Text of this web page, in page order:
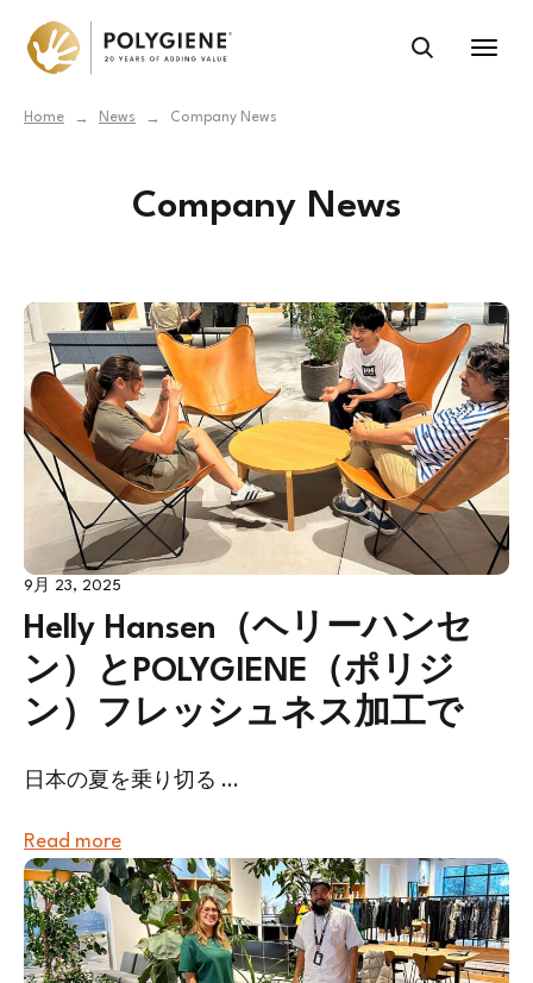
Home → News → Company News
Company News
9月 23, 2025
Helly Hansen（ヘリーハンセ
ン）とPOLYGIENE（ポリジ
ン）フレッシュネス加工で
日本の夏を乗り切る ...
Read more